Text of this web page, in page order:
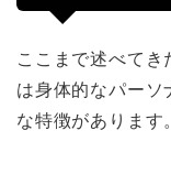
ここまで述べてき
は身体的なパーソ
な特徴があります